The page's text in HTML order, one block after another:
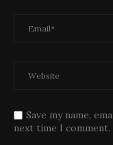
Save my name,
next time I comment.